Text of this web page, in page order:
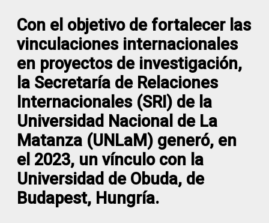
Con el objetivo de fortalecer las
vinculaciones internacionales
en proyectos de investigación,
la Secretaría de Relaciones
Internacionales (SRI) de la
Universidad Nacional de La
Matanza (UNLaM) generó, en
el 2023, un vínculo con la
Universidad de Obuda, de
Budapest, Hungría.